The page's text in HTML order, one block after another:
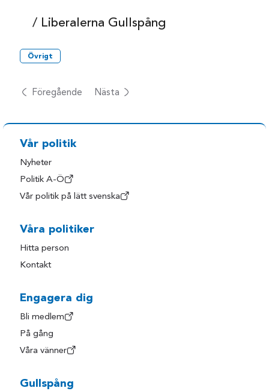
/ Liberalerna Gullspång
Övrigt
Föregående Nästa
Vår politik
Nyheter
Politik A-Ö
Vår politik på lätt svenska
Våra politiker
Hitta person
Kontakt
Engagera dig
Bli medlem
På gång
Våra vänner
Gullspång